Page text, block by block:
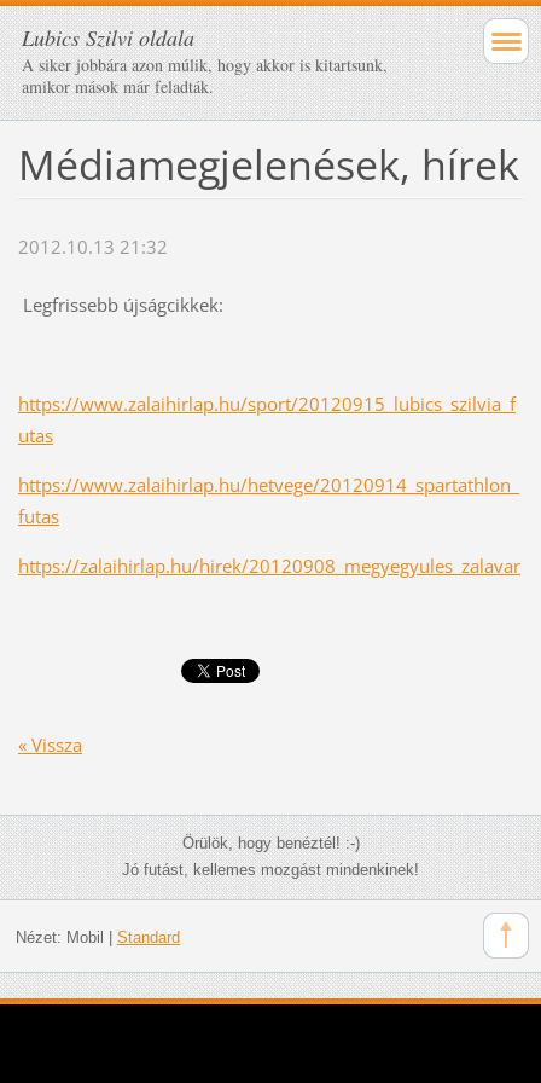
Lubics Szilvi oldala
A siker jobbára azon múlik, hogy akkor is kitartsunk,
amikor mások már feladták.
Médiamegjelenések, hírek
2012.10.13 21:32
Legfrissebb újságcikkek:
https://www.zalaihirlap.hu/sport/20120915_lubics_szilvia_f
utas
https://www.zalaihirlap.hu/hetvege/20120914_spartathlon_
futas
https://zalaihirlap.hu/hirek/20120908_megyegyules_zalavar
« Vissza
Örülök, hogy benéztél! :-)
Jó futást, kellemes mozgást mindenkinek!
Nézet: Mobil Standard